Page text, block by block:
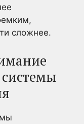
сложнее.